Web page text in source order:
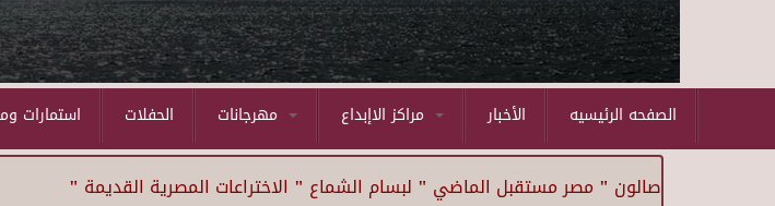
استمارات الحفلات الأخبار الصفحه الرئيسيه
صالون " مصر مستقبل الماضي " لبسام الشماع " الاختراعات المصرية القديمة "